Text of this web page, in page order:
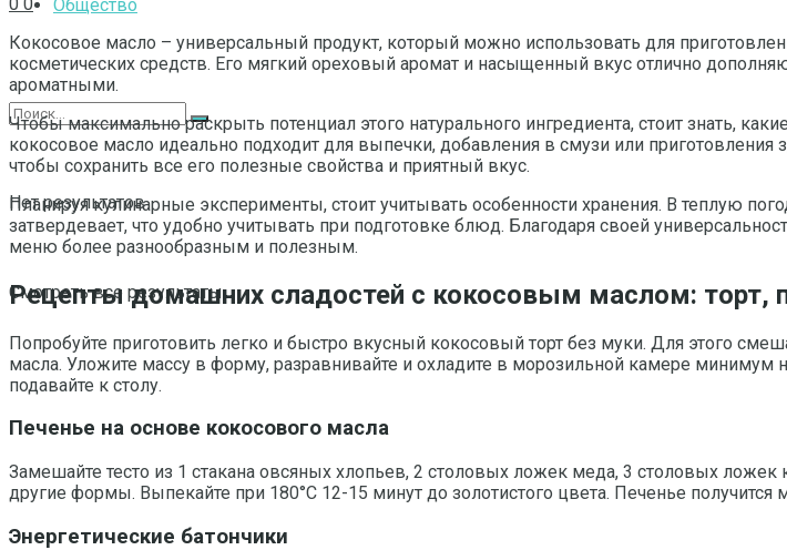
Общество
Нет результатов
Смотреть все результаты
Кокосовое масло – универсальный продукт, который можно использовать для
косметических средств. Его мягкий ореховый аромат и насыщенный вкус отлично
ароматными.
Чтобы максимально раскрыть потенциал этого натурального ингредиента, стоит знать,
кокосовое масло идеально подходит для выпечки, добавления в смузи или
чтобы сохранить все его полезные свойства и приятный вкус.
Планируя кулинарные эксперименты, стоит учитывать особенности хранения. В теплую
затвердевает, что удобно учитывать при подготовке блюд. Благодаря своей
меню более разнообразным и полезным.
Рецепты домашних сладостей с кокосовым маслом: торт,
Попробуйте приготовить легко и быстро вкусный кокосовый торт без муки. Для этого
масла. Уложите массу в форму, разравнивайте и охладите в морозильной камере
подавайте к столу.
Печенье на основе кокосового масла
Замешайте тесто из 1 стакана овсяных хлопьев, 2 столовых ложек меда, 3 столовых
другие формы. Выпекайте при 180°C 12-15 минут до золотистого цвета. Печенье
Энергетические батончики